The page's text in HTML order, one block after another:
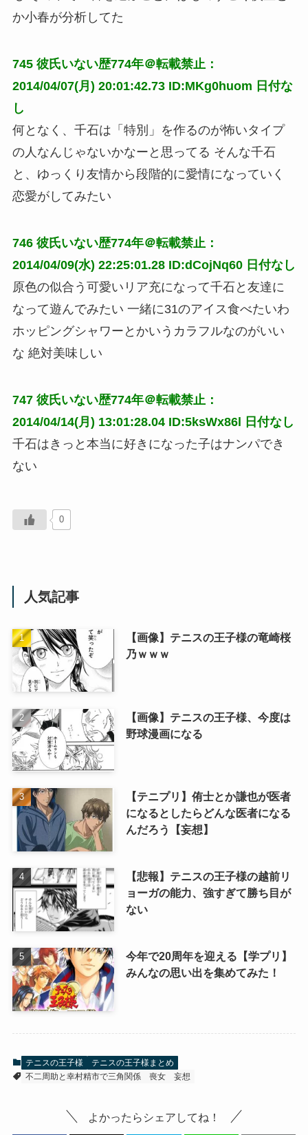
か小春が分析してた
745 彼氏いない歴774年＠転載禁止：
2014/04/07(月) 20:01:42.73 ID:MKg0huom 日付な
し
何となく、千石は「特別」を作るのが怖いタイプ
の人なんじゃないかなーと思ってる そんな千石
と、ゆっくり友情から段階的に愛情になっていく
恋愛がしてみたい
746 彼氏いない歴774年＠転載禁止：
2014/04/09(水) 22:25:01.28 ID:dCojNq60 日付なし
原色の似合う可愛いリア充になって千石と友達に
なって遊んでみたい 一緒に31のアイス食べたいわ
ホッピングシャワーとかいうカラフルなのがいい
な 絶対美味しい
747 彼氏いない歴774年＠転載禁止：
2014/04/14(月) 13:01:28.04 ID:5ksWx86l 日付なし
千石はきっと本当に好きになった子はナンパでき
ない
0
人気記事
【画像】テニスの王子様の竜崎桜
乃ｗｗｗ
【画像】テニスの王子様、今度は
野球漫画になる
【テニプリ】侑士とか謙也が医者
になるとしたらどんな医者になる
んだろう【妄想】
【悲報】テニスの王子様の越前リ
ョーガの能力、強すぎて勝ち目が
ない
今年で20周年を迎える【学プリ】
みんなの思い出を集めてみた！
テニスの王子様
テニスの王子様まとめ
不二周助と幸村精市で三角関係
喪女 妄想
よかったらシェアしてね！